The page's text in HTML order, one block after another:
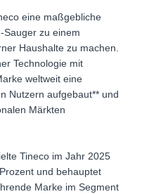
eine maßgebliche
Sauger zu einem
Haushalte zu machen.
Technologie mit
weltweit eine
Nutzern aufgebaut** und
Märkten
Tineco im Jahr 2025
und behauptet
Marke im Segment